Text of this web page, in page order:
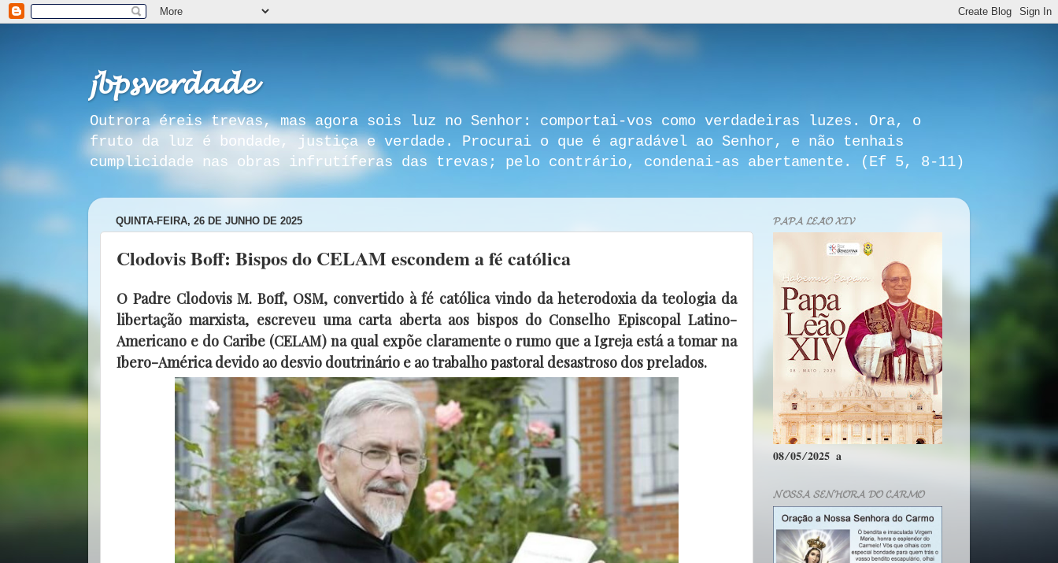
𝓳𝓫𝓹𝓼𝓿𝓮𝓻𝓭𝓪𝓭𝓮
Outrora éreis trevas, mas agora sois luz no Senhor: comportai-vos como verdadeiras luzes. Ora, o
fruto da luz é bondade, justiça e verdade. Procurai o que é agradável ao Senhor, e não tenhais
cumplicidade nas obras infrutíferas das trevas; pelo contrário, condenai-as abertamente. (Ef 5, 8-11)
QUINTA-FEIRA, 26 DE JUNHO DE 2025
Clodovis Boff: Bispos do CELAM escondem a fé católica
O Padre Clodovis M. Boff, OSM, convertido à fé católica vindo da heterodoxia da teologia da
libertação marxista, escreveu uma carta aberta aos bispos do Conselho Episcopal Latino-
Americano e do Caribe (CELAM) na qual expõe claramente o rumo que a Igreja está a tomar na
Ibero-América devido ao desvio doutrinário e ao trabalho pastoral desastroso dos prelados.
𝓟𝓐𝓟𝓐 𝓛𝓔𝓐̃𝓞 𝓧𝓘𝓥
𝟎𝟖/𝟎𝟓/𝟐𝟎𝟐𝟓 𝐚
𝓝𝓞𝓢𝓢𝓐 𝓢𝓔𝓝𝓗𝓞𝓡𝓐 𝓓𝓞 𝓒𝓐𝓡𝓜𝓞